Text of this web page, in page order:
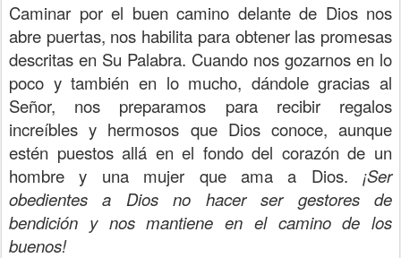
Caminar por el buen camino delante de Dios nos
abre puertas, nos habilita para obtener las promesas
descritas en Su Palabra. Cuando nos gozarnos en lo
poco y también en lo mucho, dándole gracias al
Señor, nos preparamos para recibir regalos
increíbles y hermosos que Dios conoce, aunque
estén puestos allá en el fondo del corazón de un
hombre y una mujer que ama a Dios. ¡Ser
obedientes a Dios no hacer ser gestores de
bendición y nos mantiene en el camino de los
buenos!